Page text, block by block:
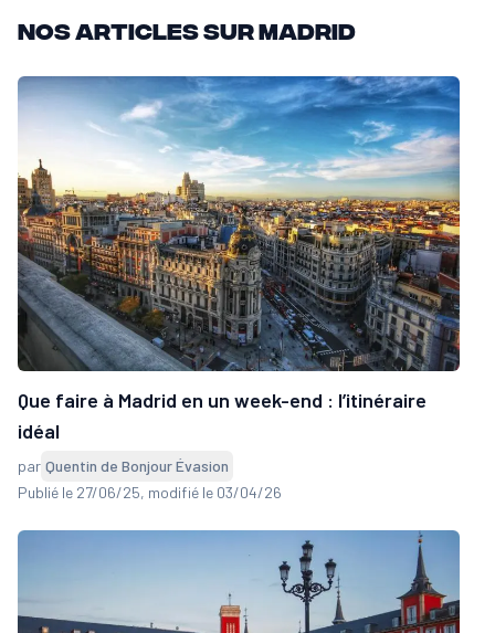
Nos articles sur Madrid
Que faire à Madrid en un week-end : l’itinéraire
idéal
par Quentin de Bonjour Évasion
Publié le 27/06/25, modifié le 03/04/26